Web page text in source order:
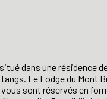
dans une résidence
Le Lodge du Mont
sont réservés en